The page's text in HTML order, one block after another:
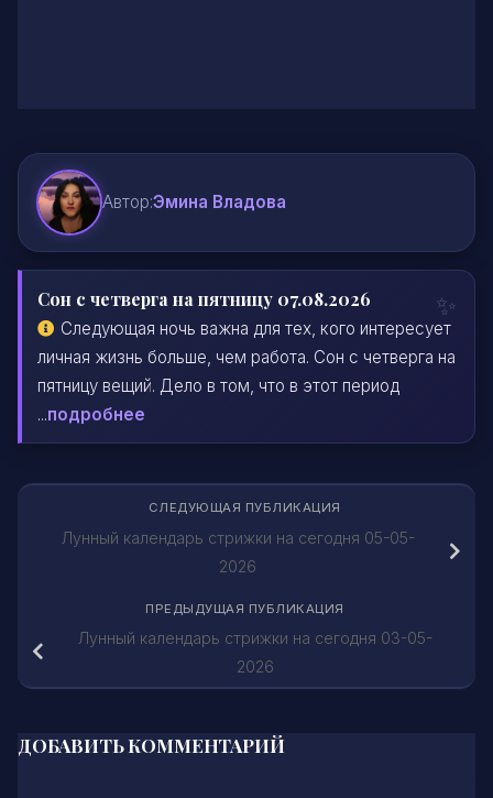
Автор:Эмина Владова
Сон с четверга на пятницу 07.08.2026
Следующая ночь важна для тех, кого интересует
личная жизнь больше, чем работа. Сон с четверга на
пятницу вещий. Дело в том, что в этот период
...подробнее
СЛЕДУЮЩАЯ ПУБЛИКАЦИЯ
Лунный календарь стрижки на сегодня 05-05-
2026
ПРЕДЫДУЩАЯ ПУБЛИКАЦИЯ
Лунный календарь стрижки на сегодня 03-05-
2026
ДОБАВИТЬ КОММЕНТАРИЙ